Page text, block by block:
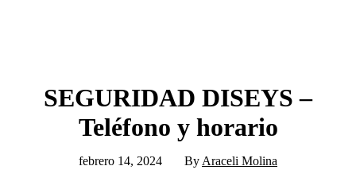
SEGURIDAD DISEYS –
Teléfono y horario
febrero 14, 2024 By Araceli Molina